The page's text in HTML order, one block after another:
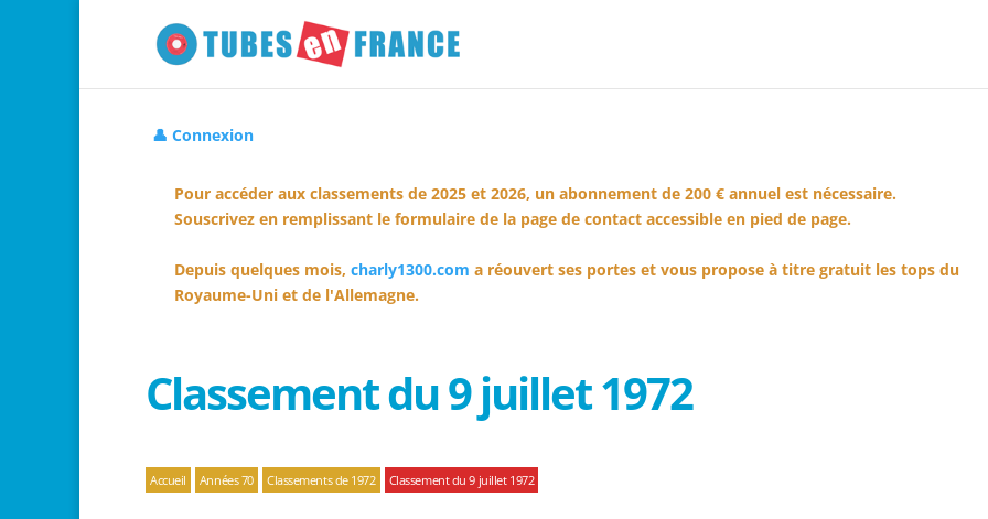
👤 Connexion
Pour accéder aux classements de 2025 et 2026, un abonnement de 200 € annuel est nécessaire.
Souscrivez en remplissant le formulaire de la page de contact accessible en pied de page.
Depuis quelques mois, charly1300.com a réouvert ses portes et vous propose à titre gratuit les tops du
Royaume-Uni et de l'Allemagne.
Classement du 9 juillet 1972
Accueil Années 70 Classements de 1972 Classement du 9 juillet 1972